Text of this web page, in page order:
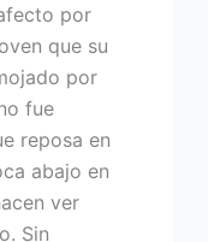
por
que su
por
fue
reposa en
abajo en
ver
Sin